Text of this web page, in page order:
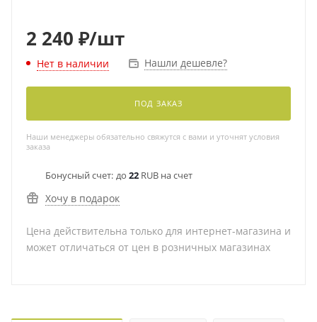
2 240 ₽/шт
Нет в наличии Нашли дешевле?
ПОД ЗАКАЗ
Наши менеджеры обязательно свяжутся с вами и уточнят условия
заказа
Бонусный счет: до 22 RUB на счет
Хочу в подарок
Цена действительна только для интернет-магазина и
может отличаться от цен в розничных магазинах